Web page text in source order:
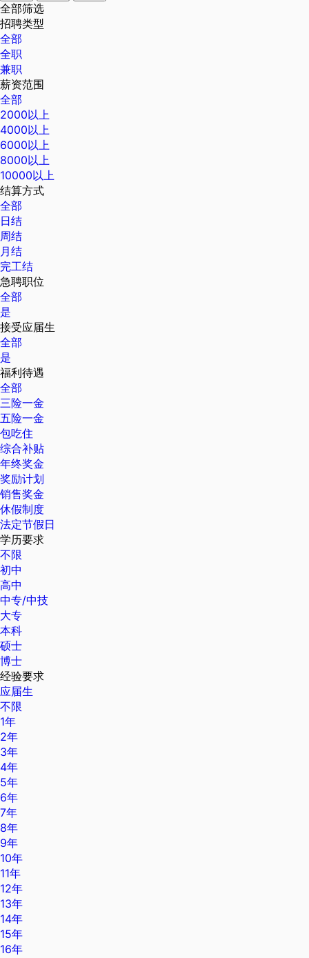
全部筛选
招聘类型
全部
全职
兼职
薪资范围
全部
2000以上
4000以上
6000以上
8000以上
10000以上
结算方式
全部
日结
周结
月结
完工结
急聘职位
全部
是
接受应届生
全部
是
福利待遇
全部
三险一金
五险一金
包吃住
综合补贴
年终奖金
奖励计划
销售奖金
休假制度
法定节假日
学历要求
不限
初中
高中
中专/中技
大专
本科
硕士
博士
经验要求
应届生
不限
1年
2年
3年
4年
5年
6年
7年
8年
9年
10年
11年
12年
13年
14年
15年
16年